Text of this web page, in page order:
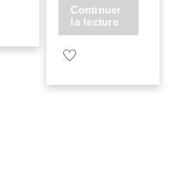
Continuer
la lecture